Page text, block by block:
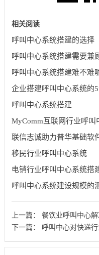
相关阅读
呼叫中心系统搭建的选择
呼叫中心系统搭建需要兼
呼叫中心系统搭建难不难
企业搭建呼叫中心系统的5
呼叫中心系统搭建
MyComm互联网行业呼叫
联信志诚助力普华基础软
移民行业呼叫中心系统
电销行业呼叫中心系统搭
呼叫中心系统建设规模的
上一篇： 餐饮业呼叫中心
下一篇： 呼叫中心对快递